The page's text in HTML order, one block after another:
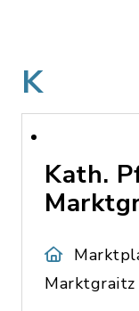
K
Kath.
Marktgraitz